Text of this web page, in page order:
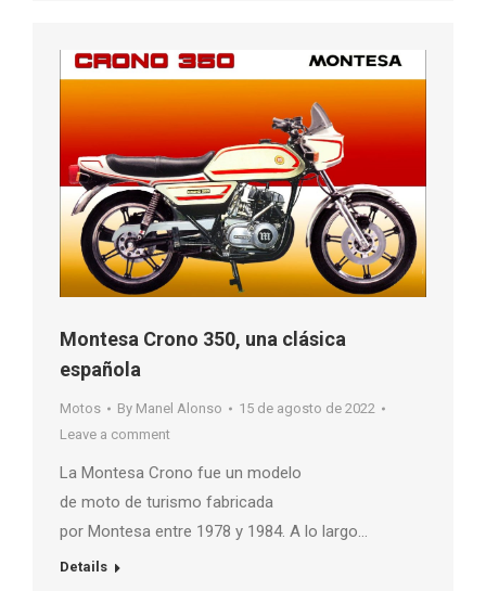
Montesa Crono 350, una clásica
española
Motos By Manel Alonso
15 de agosto de 2022
Leave a comment
La Montesa Crono fue un modelo
de moto de turismo fabricada
por Montesa entre 1978 y 1984. A lo largo…
Details